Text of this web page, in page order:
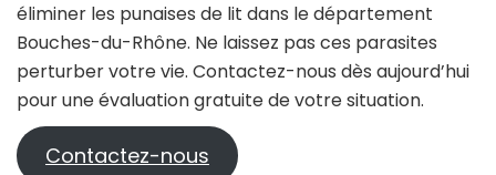
éliminer les punaises de lit dans le département
Bouches-du-Rhône. Ne laissez pas ces parasites
perturber votre vie. Contactez-nous dès aujourd’hui
pour une évaluation gratuite de votre situation.
Contactez-nous